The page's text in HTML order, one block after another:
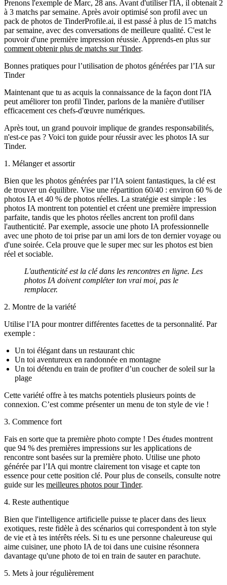
Prenons l'exemple de Marc, 28 ans. Avant d'utiliser l'IA, il obtenait 2
à 3 matchs par semaine. Après avoir optimisé son profil avec un
pack de photos de TinderProfile.ai, il est passé à plus de 15 matchs
par semaine, avec des conversations de meilleure qualité. C'est le
pouvoir d'une première impression réussie. Apprends-en plus sur
comment obtenir plus de matchs sur Tinder.
Bonnes pratiques pour l’utilisation de photos générées par l’IA sur
Tinder
Maintenant que tu as acquis la connaissance de la façon dont l'IA
peut améliorer ton profil Tinder, parlons de la manière d'utiliser
efficacement ces chefs-d'œuvre numériques.
Après tout, un grand pouvoir implique de grandes responsabilités,
n'est-ce pas ? Voici ton guide pour réussir avec les photos IA sur
Tinder.
1. Mélanger et assortir
Bien que les photos générées par l’IA soient fantastiques, la clé est
de trouver un équilibre. Vise une répartition 60/40 : environ 60 % de
photos IA et 40 % de photos réelles. La stratégie est simple : les
photos IA montrent ton potentiel et créent une première impression
parfaite, tandis que les photos réelles ancrent ton profil dans
l'authenticité. Par exemple, associe une photo IA professionnelle
avec une photo de toi prise par un ami lors de ton dernier voyage ou
d'une soirée. Cela prouve que le super mec sur les photos est bien
réel et sociable.
L'authenticité est la clé dans les rencontres en ligne. Les
photos IA doivent compléter ton vrai moi, pas le
remplacer.
2. Montre de la variété
Utilise l’IA pour montrer différentes facettes de ta personnalité. Par
exemple :
Un toi élégant dans un restaurant chic
Un toi aventureux en randonnée en montagne
Un toi détendu en train de profiter d’un coucher de soleil sur la
plage
Cette variété offre à tes matchs potentiels plusieurs points de
connexion. C’est comme présenter un menu de ton style de vie !
3. Commence fort
Fais en sorte que ta première photo compte ! Des études montrent
que 94 % des premières impressions sur les applications de
rencontre sont basées sur la première photo. Utilise une photo
générée par l’IA qui montre clairement ton visage et capte ton
essence pour cette position clé. Pour plus de conseils, consulte notre
guide sur les meilleures photos pour Tinder.
4. Reste authentique
Bien que l'intelligence artificielle puisse te placer dans des lieux
exotiques, reste fidèle à des scénarios qui correspondent à ton style
de vie et à tes intérêts réels. Si tu es une personne chaleureuse qui
aime cuisiner, une photo IA de toi dans une cuisine résonnera
davantage qu'une photo de toi en train de sauter en parachute.
5. Mets à jour régulièrement